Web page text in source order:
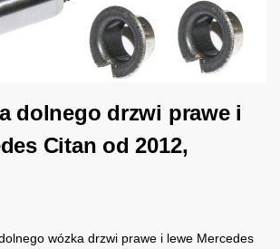
dolnego drzwi prawe i
Citan od 2012,
wózka drzwi prawe i lewe Mercedes